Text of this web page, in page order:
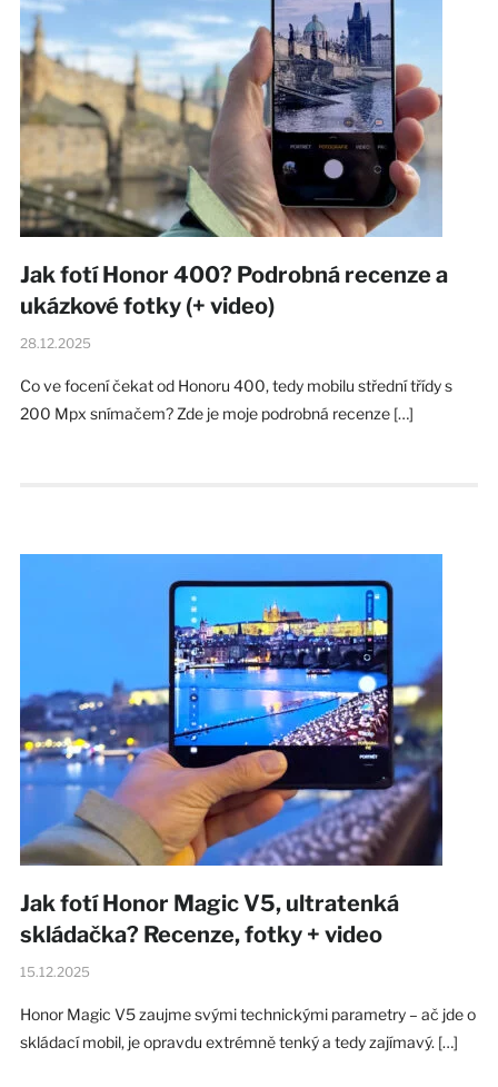
Jak fotí Honor 400? Podrobná recenze a
ukázkové fotky (+ video)
28.12.2025
Co ve focení čekat od Honoru 400, tedy mobilu střední třídy s
200 Mpx snímačem? Zde je moje podrobná recenze […]
Jak fotí Honor Magic V5, ultratenká
skládačka? Recenze, fotky + video
15.12.2025
Honor Magic V5 zaujme svými technickými parametry – ač jde o
skládací mobil, je opravdu extrémně tenký a tedy zajímavý. […]